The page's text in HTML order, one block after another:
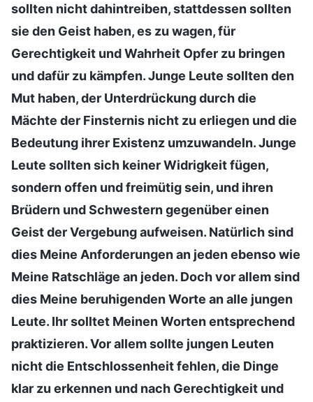
sollten nicht dahintreiben, stattdessen sollten
sie den Geist haben, es zu wagen, für
Gerechtigkeit und Wahrheit Opfer zu bringen
und dafür zu kämpfen. Junge Leute sollten den
Mut haben, der Unterdrückung durch die
Mächte der Finsternis nicht zu erliegen und die
Bedeutung ihrer Existenz umzuwandeln. Junge
Leute sollten sich keiner Widrigkeit fügen,
sondern offen und freimütig sein, und ihren
Brüdern und Schwestern gegenüber einen
Geist der Vergebung aufweisen. Natürlich sind
dies Meine Anforderungen an jeden ebenso wie
Meine Ratschläge an jeden. Doch vor allem sind
dies Meine beruhigenden Worte an alle jungen
Leute. Ihr solltet Meinen Worten entsprechend
praktizieren. Vor allem sollte jungen Leuten
nicht die Entschlossenheit fehlen, die Dinge
klar zu erkennen und nach Gerechtigkeit und